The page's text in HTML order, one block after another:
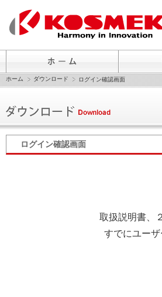
ホーム ダウンロード ログイン確認画面
ログイン確認画面
取扱説明書、
すでにユー